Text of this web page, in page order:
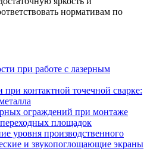
нормативам по
при работе с лазерным
при контактной точечной сварке:
ограждений при монтаже
площадок
уровня производственного
и звукопоглощающие экраны